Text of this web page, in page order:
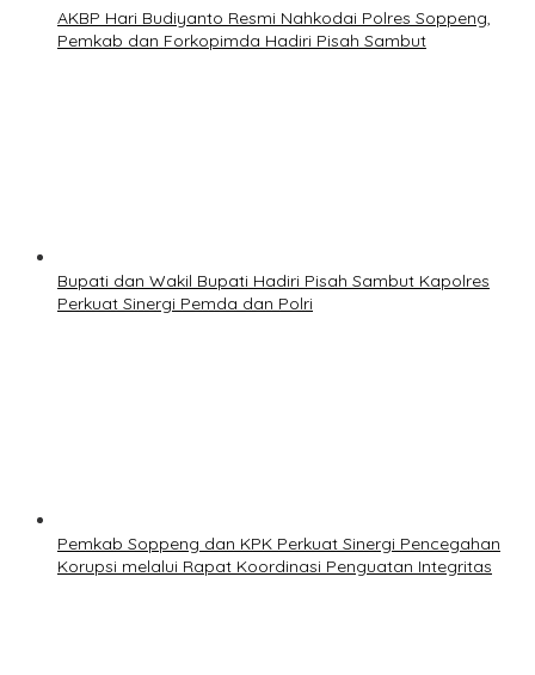
AKBP Hari Budiyanto Resmi Nahkodai Polres Soppeng,
Pemkab dan Forkopimda Hadiri Pisah Sambut
Bupati dan Wakil Bupati Hadiri Pisah Sambut Kapolres
Perkuat Sinergi Pemda dan Polri
Pemkab Soppeng dan KPK Perkuat Sinergi Pencegahan
Korupsi melalui Rapat Koordinasi Penguatan Integritas